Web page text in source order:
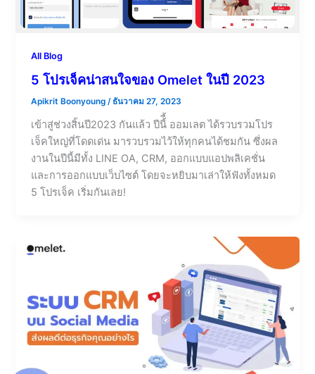
All Blog
5 โปรเจ็คน่าสนใจของ Omelet ในปี 2023
Apikrit Boonyoung / ธันวาคม 27, 2023
เข้าสู่ช่วงสิ้นปี2023 กันแล้ว ปีนี้ี้ ออมเลต ได้รวบรวมโปร
เจ็คใหญ่ที่โดดเด่น มารวบรวมไว้ให้ทุกคนได้ชมกัน ซึ่งผล
งานในปีนี้มีทั้ง LINE OA, CRM, ออกแบบแอปพลิเคชั่น
และการออกแบบเว็บไซต์ โดยจะหยิบมาเล่าให้ฟังทั้งหมด
5 โปรเจ็ค เริ่มกันเลย!